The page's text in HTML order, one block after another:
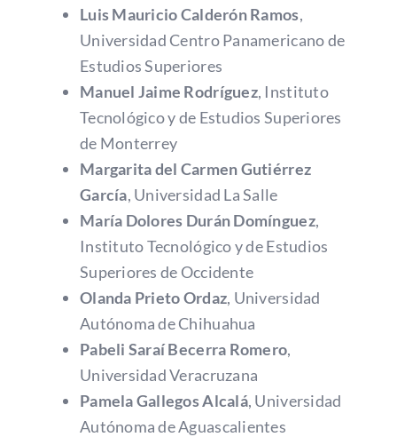
Luis Mauricio Calderón Ramos,
Universidad Centro Panamericano de
Estudios Superiores
Manuel Jaime Rodríguez, Instituto
Tecnológico y de Estudios Superiores
de Monterrey
Margarita del Carmen Gutiérrez
García, Universidad La Salle
María Dolores Durán Domínguez,
Instituto Tecnológico y de Estudios
Superiores de Occidente
Olanda Prieto Ordaz, Universidad
Autónoma de Chihuahua
Pabeli Saraí Becerra Romero,
Universidad Veracruzana
Pamela Gallegos Alcalá, Universidad
Autónoma de Aguascalientes